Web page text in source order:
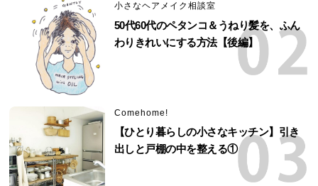
小さなヘアメイク相談室
50代60代のペタンコ＆うねり髪を、ふん
わりきれいにする方法【後編】
Comehome!
【ひとり暮らしの小さなキッチン】引き
出しと戸棚の中を整える①